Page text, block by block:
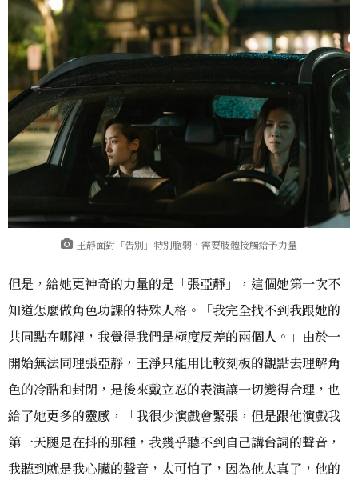
王靜面對「告別」特別脆弱，需要肢體接觸給予力量
但是，給她更神奇的力量的是「張亞靜」，這個她第一次不
知道怎麼做角色功課的特殊人格。「我完全找不到我跟她的
共同點在哪裡，我覺得我們是極度反差的兩個人。」由於一
開始無法同理張亞靜，王淨只能用比較刻板的觀點去理解角
色的冷酷和封閉，是後來戴立忍的表演讓一切變得合理，也
給了她更多的靈感，「我很少演戲會緊張，但是跟他演戲我
第一天腿是在抖的那種，我幾乎聽不到自己講台詞的聲音，
我聽到就是我心臟的聲音，太可怕了，因為他太真了，他的